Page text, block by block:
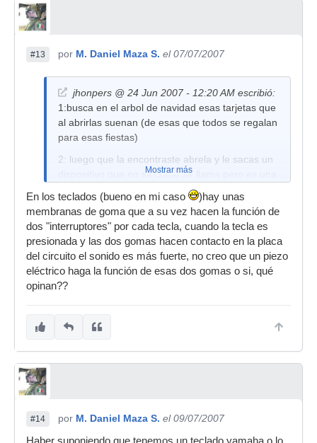
#13 por M. Daniel Maza S. el 07/07/2007
jhonpers @ 24 Jun 2007 - 12:20 AM escribió:
1:busca en el arbol de navidad esas tarjetas que
al abrirlas suenan (de esas que todos se regalan
para esas fiestas)
2: luego que la encontraste abrela y le sacas un
dispositivo que no se como se llama pero es una
latita que se desprenden dos cables esos dos
cables conectalos a los cables que sacaste del
teclado (con la latita ovio)
esa latita la puedes rellenar con huincha o meter
dentro de un pedaso de plumavit y arriba del
plumavit le`pegas y sasssssss suena tu bateria
sacada del teclado .......
Mostrar más
En los teclados (bueno en mi caso
)hay unas
membranas de goma que a su vez hacen la función de
dos "interruptores" por cada tecla, cuando la tecla es
presionada y las dos gomas hacen contacto en la placa
del circuito el sonido es más fuerte, no creo que un piezo
eléctrico haga la función de esas dos gomas o si, qué
opinan??
#14 por M. Daniel Maza S. el 09/07/2007